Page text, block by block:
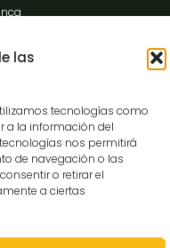
las
tecnologías como
a la información del
nos permitirá
de navegación o las
o retirar el
a ciertas
Casa Lis
Política de Cookies
Mapa Web